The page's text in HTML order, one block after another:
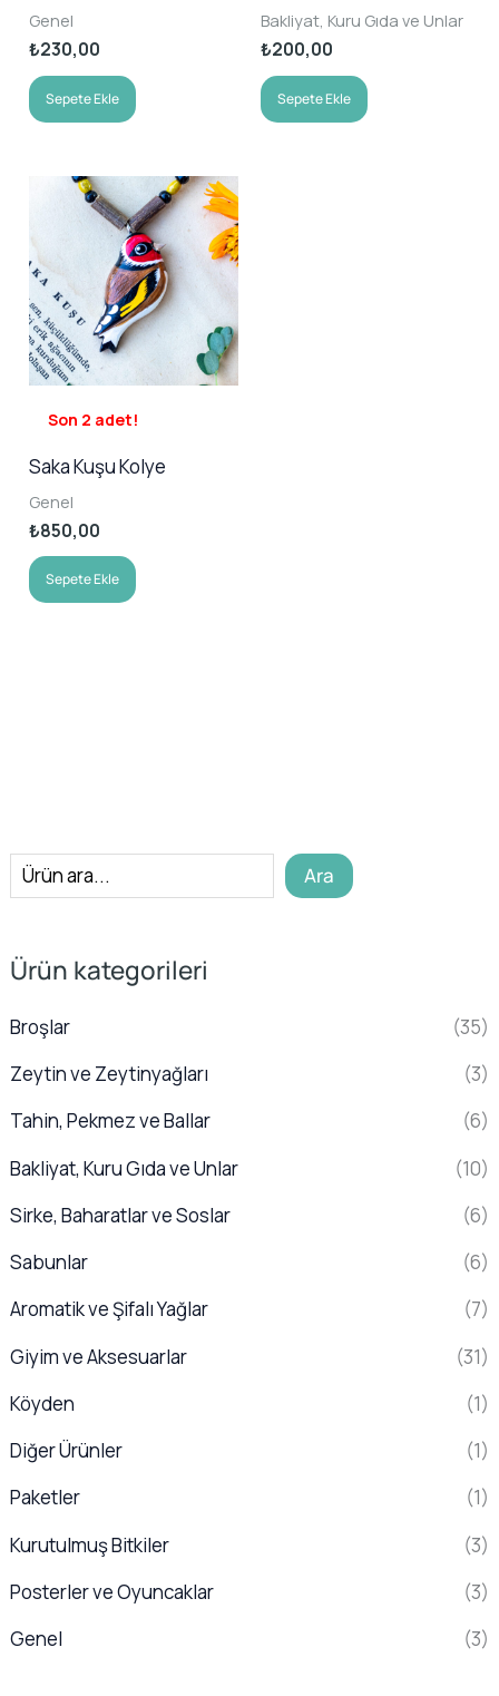
Ara
Ürün kategorileri
Broşlar
(35)
Zeytin ve Zeytinyağları
(3)
Tahin, Pekmez ve Ballar
(6)
Bakliyat, Kuru Gıda ve Unlar
(10)
Sirke, Baharatlar ve Soslar
(6)
Sabunlar
(6)
Aromatik ve Şifalı Yağlar
(7)
Giyim ve Aksesuarlar
(31)
Köyden
(1)
Diğer Ürünler
(1)
Paketler
(1)
Kurutulmuş Bitkiler
(3)
Posterler ve Oyuncaklar
(3)
Genel
(3)
Genel
₺230,00
Sepete Ekle
Bakliyat, Kuru Gıda ve Unlar
₺200,00
Sepete Ekle
Son 2 adet!
Saka Kuşu Kolye
Genel
₺850,00
Sepete Ekle